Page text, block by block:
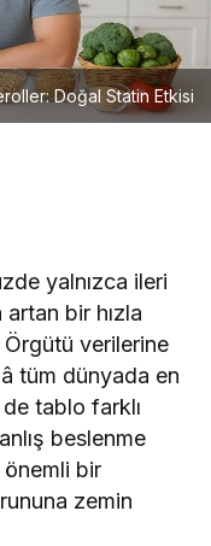
Doğal Statin Etkisi
yalnızca ileri
bir hızla
Örgütü verilerine
tüm dünyada en
tablo farklı
beslenme
önemli bir
zemin